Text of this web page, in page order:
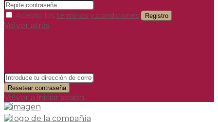
Acepto los términos y condiciones Registro
Volver atrás
Resetear contraseña
Volver a iniciar sesión